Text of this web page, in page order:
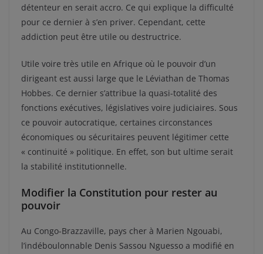
détenteur en serait accro. Ce qui explique la difficulté
pour ce dernier à s’en priver. Cependant, cette
addiction peut être utile ou destructrice.
Utile voire très utile en Afrique où le pouvoir d’un
dirigeant est aussi large que le Léviathan de Thomas
Hobbes. Ce dernier s’attribue la quasi-totalité des
fonctions exécutives, législatives voire judiciaires. Sous
ce pouvoir autocratique, certaines circonstances
économiques ou sécuritaires peuvent légitimer cette
« continuité » politique. En effet, son but ultime serait
la stabilité institutionnelle.
Modifier la Constitution pour rester au
pouvoir
Au Congo-Brazzaville, pays cher à Marien Ngouabi,
l’indéboulonnable Denis Sassou Nguesso a modifié en